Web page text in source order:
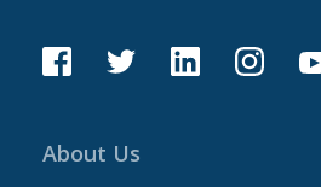
About Us